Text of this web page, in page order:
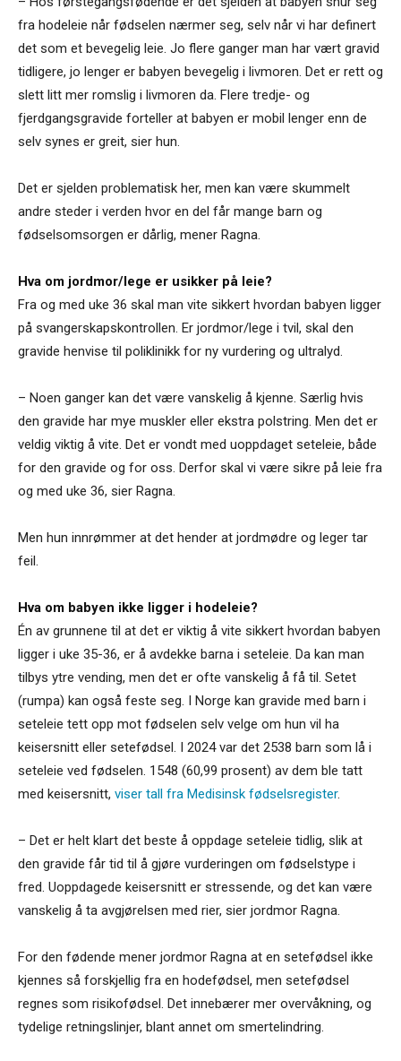
fra hodeleie når fødselen nærmer seg, selv når vi har definert
det som et bevegelig leie. Jo flere ganger man har vært gravid
tidligere, jo lenger er babyen bevegelig i livmoren. Det er rett og
slett litt mer romslig i livmoren da. Flere tredje- og
fjerdgangsgravide forteller at babyen er mobil lenger enn de
selv synes er greit, sier hun.
Det er sjelden problematisk her, men kan være skummelt
andre steder i verden hvor en del får mange barn og
fødselsomsorgen er dårlig, mener Ragna.
Hva om jordmor/lege er usikker på leie?
Fra og med uke 36 skal man vite sikkert hvordan babyen ligger
på svangerskapskontrollen. Er jordmor/lege i tvil, skal den
gravide henvise til poliklinikk for ny vurdering og ultralyd.
– Noen ganger kan det være vanskelig å kjenne. Særlig hvis
den gravide har mye muskler eller ekstra polstring. Men det er
veldig viktig å vite. Det er vondt med uoppdaget seteleie, både
for den gravide og for oss. Derfor skal vi være sikre på leie fra
og med uke 36, sier Ragna.
Men hun innrømmer at det hender at jordmødre og leger tar
feil.
Hva om babyen ikke ligger i hodeleie?
Én av grunnene til at det er viktig å vite sikkert hvordan babyen
ligger i uke 35-36, er å avdekke barna i seteleie. Da kan man
tilbys ytre vending, men det er ofte vanskelig å få til. Setet
(rumpa) kan også feste seg. I Norge kan gravide med barn i
seteleie tett opp mot fødselen selv velge om hun vil ha
keisersnitt eller setefødsel. I 2024 var det 2538 barn som lå i
seteleie ved fødselen. 1548 (60,99 prosent) av dem ble tatt
med keisersnitt, viser tall fra Medisinsk fødselsregister.
– Det er helt klart det beste å oppdage seteleie tidlig, slik at
den gravide får tid til å gjøre vurderingen om fødselstype i
fred. Uoppdagede keisersnitt er stressende, og det kan være
vanskelig å ta avgjørelsen med rier, sier jordmor Ragna.
For den fødende mener jordmor Ragna at en setefødsel ikke
kjennes så forskjellig fra en hodefødsel, men setefødsel
regnes som risikofødsel. Det innebærer mer overvåkning, og
tydelige retningslinjer, blant annet om smertelindring.